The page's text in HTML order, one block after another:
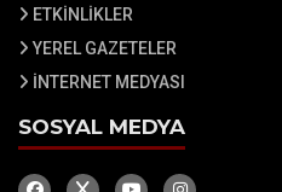
ETKİNLİKLER
YEREL GAZETELER
İNTERNET MEDYASI
SOSYAL MEDYA